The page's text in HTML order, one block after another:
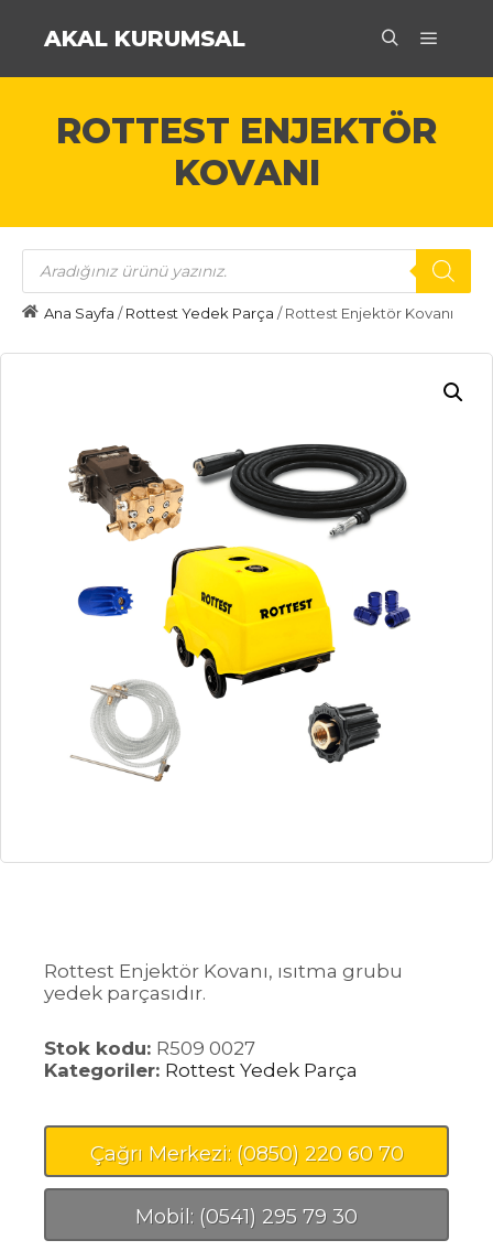
AKAL KURUMSAL
ROTTEST ENJEKTÖR
KOVANI
Products
search
Ana Sayfa /Rottest Yedek Parça / Rottest Enjektör Kovanı
Rottest Enjektör Kovanı, ısıtma grubu
yedek parçasıdır.
Stok kodu: R509 0027
Kategoriler: Rottest Yedek Parça
Çağrı Merkezi: (0850) 220 60 70
Mobil: (0541) 295 79 30